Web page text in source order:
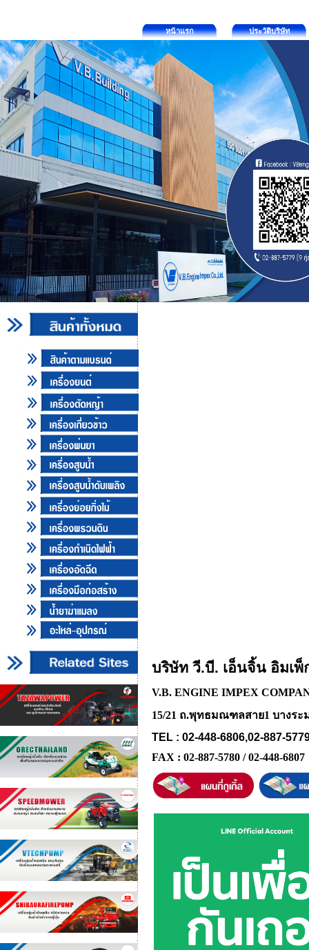
หน้าแรก ประวัติบริษัท
บริษัท วี.บี. เอ็นจิ้น อิมเ
V.B. ENGINE IMPEX
15/21 ถ.พุทธมณฑลสาย1 บางระ
TEL : 02-448-6806,02-887-
FAX : 02-887-5780 / 02-448-6807